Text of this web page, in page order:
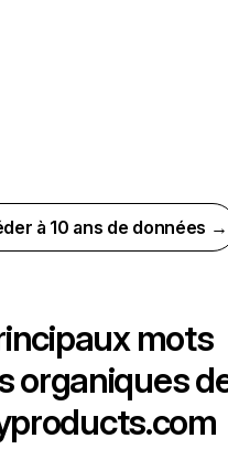
à 10 ans de données →
mots
organiques